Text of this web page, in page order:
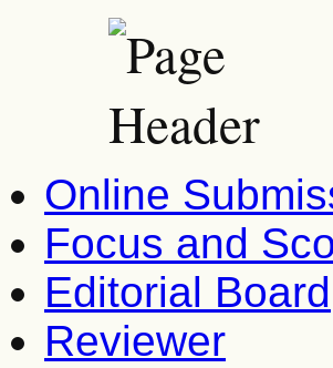
Online
Focus and
Editorial Board
Reviewer